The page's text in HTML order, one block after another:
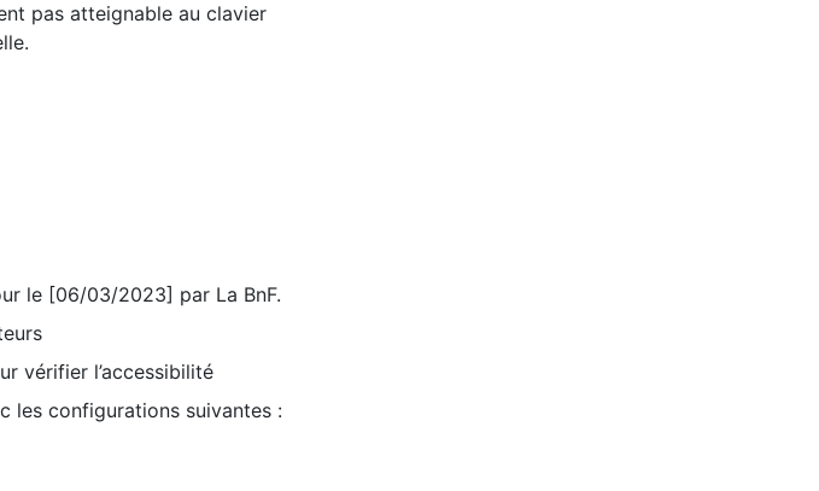
pas atteignable au clavier
le [06/03/2023] par La BnF.
vérifier l’accessibilité
les configurations suivantes :